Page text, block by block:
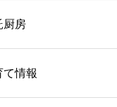
厨房
て情報